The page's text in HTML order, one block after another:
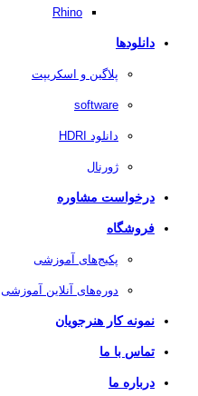
Rhino
دانلودها
پلاگین و اسکریپت
software
دانلود HDRI
ژورنال
درخواست مشاوره
فروشگاه
پکیج‌های آموزشی
دوره‌های آنلاین آموزشی
نمونه کار هنرجویان
تماس با ما
درباره ما